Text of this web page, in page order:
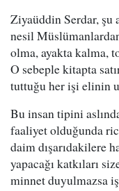
Ziyaüddin Serdar, şu
nesil
olma, ayakta kalma,
O sebeple kitapta
tuttuğu her işi elinin
Bu insan tipini
faaliyet olduğunda
daim dışarıdakilere
yapacağı katkıları
minnet duyulmazsa